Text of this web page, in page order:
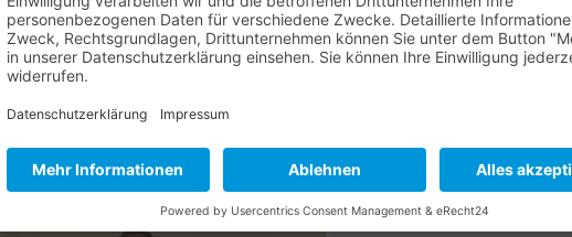
lecke­rem Finger­food und Networ­king klang der Abend aus und
eigent­lich gut werden!
BELLA — UNSER EVENT IN DER